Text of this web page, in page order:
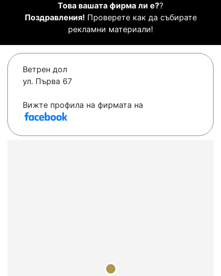
Това вашата фирма ли е??
Поздравления! Проверете как да събирате
рекламни материали!
Ветрен дол
ул. Първа 67
Вижте профила на фирмата на